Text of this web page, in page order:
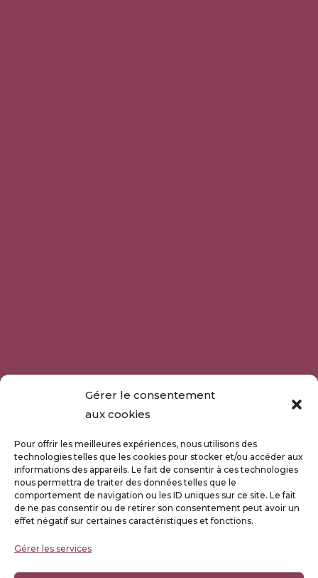
Gérer le consentement
aux cookies
Pour offrir les meilleures expériences, nous utilisons des
technologies telles que les cookies pour stocker et/ou accéder aux
informations des appareils. Le fait de consentir à ces technologies
nous permettra de traiter des données telles que le
comportement de navigation ou les ID uniques sur ce site. Le fait
de ne pas consentir ou de retirer son consentement peut avoir un
effet négatif sur certaines caractéristiques et fonctions.
Gérer les services